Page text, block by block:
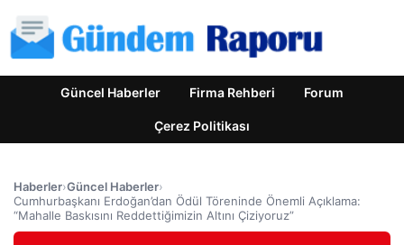
Güncel Haberler Firma Rehberi Forum
Çerez Politikası
Haberler›Güncel Haberler›
Cumhurbaşkanı Erdoğan’dan Ödül Töreninde Önemli Açıklama:
“Mahalle Baskısını Reddettiğimizin Altını Çiziyoruz”